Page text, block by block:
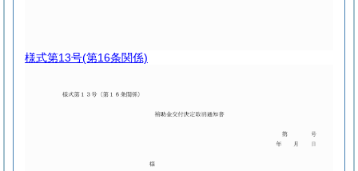
様式第13号(第16条関係)